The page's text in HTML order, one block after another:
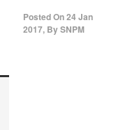
Posted On24 Jan
2017, BySNPM